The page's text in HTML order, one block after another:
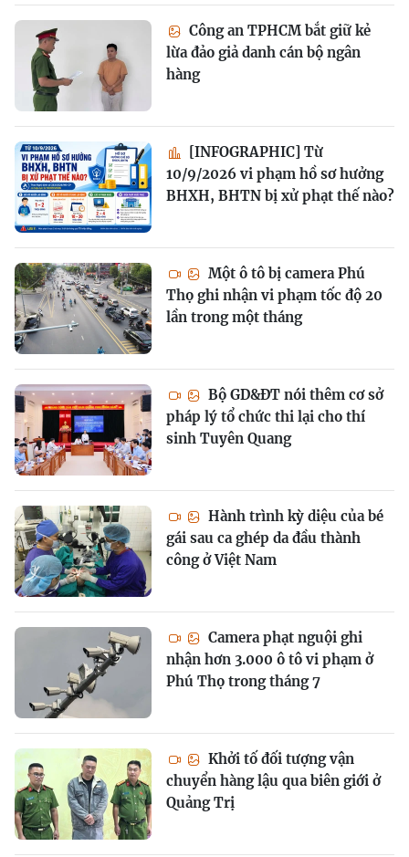
Công an TPHCM bắt giữ kẻ
lừa đảo giả danh cán bộ ngân
hàng
[INFOGRAPHIC] Từ
10/9/2026 vi phạm hồ sơ hưởng
BHXH, BHTN bị xử phạt thế nào?
Một ô tô bị camera Phú
Thọ ghi nhận vi phạm tốc độ 20
lần trong một tháng
Bộ GD&ĐT nói thêm cơ sở
pháp lý tổ chức thi lại cho thí
sinh Tuyên Quang
Hành trình kỳ diệu của bé
gái sau ca ghép da đầu thành
công ở Việt Nam
Camera phạt nguội ghi
nhận hơn 3.000 ô tô vi phạm ở
Phú Thọ trong tháng 7
Khởi tố đối tượng vận
chuyển hàng lậu qua biên giới ở
Quảng Trị